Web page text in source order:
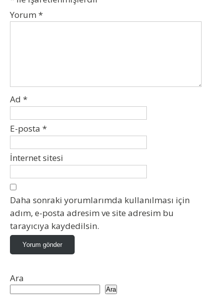
Yorum *
Ad *
E-posta *
İnternet sitesi
Daha sonraki yorumlarımda kullanılması için
adım, e-posta adresim ve site adresim bu
tarayıcıya kaydedilsin.
Ara
Ara